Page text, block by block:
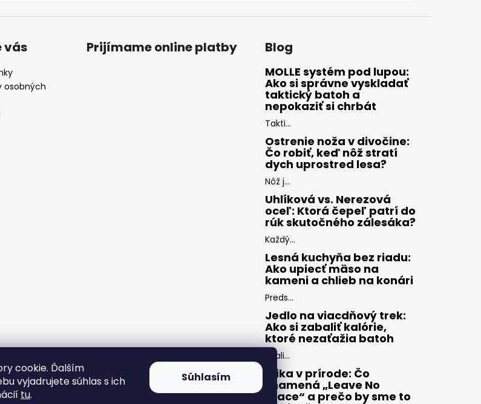
cookie. Ďalším
vyjadrujete súhlas s ich
tu.
Súhlasím
vás
osobných
Prijímame online platby Blog
MOLLE systém pod lupou:
Ako si správne vyskladať
taktický batoh a
nepokaziť si chrbát
Takti...
Ostrenie noža v divočine:
Čo robiť, keď nôž stratí
dych uprostred lesa?
Nôž j...
Uhlíková vs. Nerezová
oceľ: Ktorá čepeľ patrí do
rúk skutočného zálesáka?
Každý...
Lesná kuchyňa bez riadu:
Ako upiecť mäso na
kameni a chlieb na konári
Preds...
Jedlo na viacdňový trek:
Ako si zabaliť kalórie,
ktoré nezaťažia batoh
Zbali...
Etika v prírode: Čo
znamená „Leave No
Trace“ a prečo by sme to